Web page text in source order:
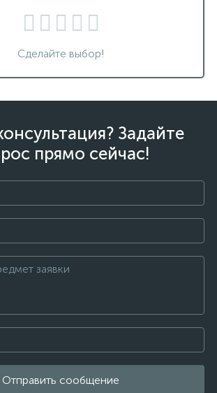
Сделайте выбор!
Задайте
прямо сейчас!
Отправить сообщение